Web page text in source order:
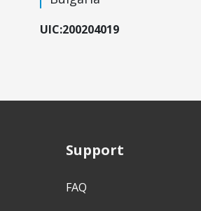
UIC:200204019
Support
FAQ